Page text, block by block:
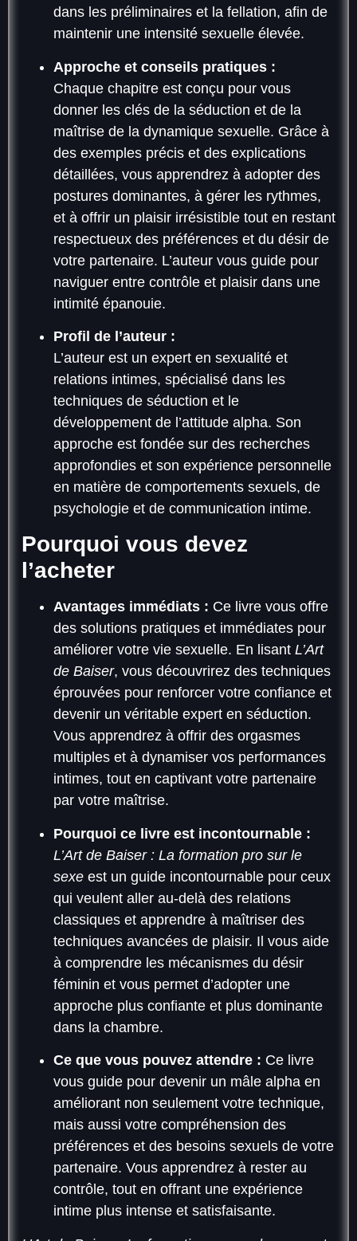
dans les préliminaires et la fellation, afin de
maintenir une intensité sexuelle élevée.
Approche et conseils pratiques :
Chaque chapitre est conçu pour vous
donner les clés de la séduction et de la
maîtrise de la dynamique sexuelle. Grâce à
des exemples précis et des explications
détaillées, vous apprendrez à adopter des
postures dominantes, à gérer les rythmes,
et à offrir un plaisir irrésistible tout en restant
respectueux des préférences et du désir de
votre partenaire. L’auteur vous guide pour
naviguer entre contrôle et plaisir dans une
intimité épanouie.
Profil de l’auteur :
L’auteur est un expert en sexualité et
relations intimes, spécialisé dans les
techniques de séduction et le
développement de l’attitude alpha. Son
approche est fondée sur des recherches
approfondies et son expérience personnelle
en matière de comportements sexuels, de
psychologie et de communication intime.
Pourquoi vous devez
l’acheter
Avantages immédiats : Ce livre vous offre
des solutions pratiques et immédiates pour
améliorer votre vie sexuelle. En lisant L’Art
de Baiser, vous découvrirez des techniques
éprouvées pour renforcer votre confiance et
devenir un véritable expert en séduction.
Vous apprendrez à offrir des orgasmes
multiples et à dynamiser vos performances
intimes, tout en captivant votre partenaire
par votre maîtrise.
Pourquoi ce livre est incontournable :
L’Art de Baiser : La formation pro sur le
sexe est un guide incontournable pour ceux
qui veulent aller au-delà des relations
classiques et apprendre à maîtriser des
techniques avancées de plaisir. Il vous aide
à comprendre les mécanismes du désir
féminin et vous permet d’adopter une
approche plus confiante et plus dominante
dans la chambre.
Ce que vous pouvez attendre : Ce livre
vous guide pour devenir un mâle alpha en
améliorant non seulement votre technique,
mais aussi votre compréhension des
préférences et des besoins sexuels de votre
partenaire. Vous apprendrez à rester au
contrôle, tout en offrant une expérience
intime plus intense et satisfaisante.